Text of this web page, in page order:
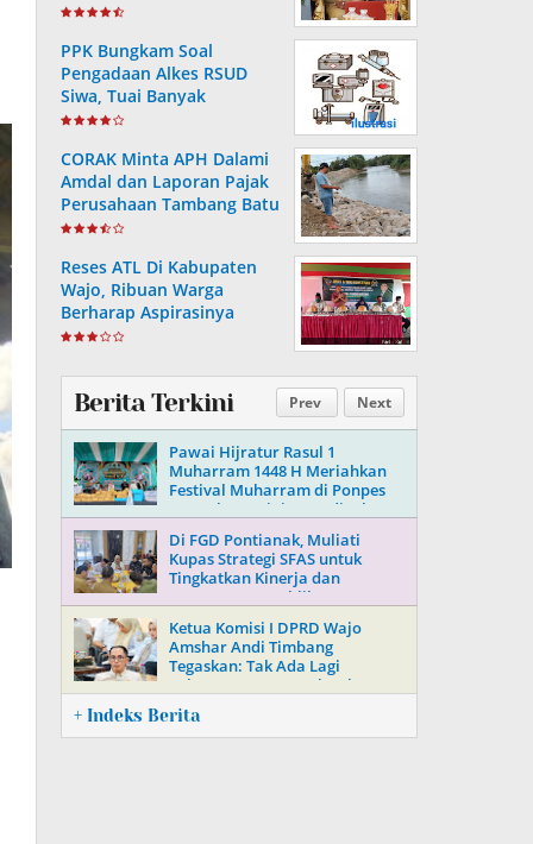
PPK Bungkam Soal
Pengadaan Alkes RSUD
Siwa, Tuai Banyak
Pertanyaan Masyarakat..
CORAK Minta APH Dalami
Amdal dan Laporan Pajak
Perusahaan Tambang Batu
Di Soppeng
Reses ATL Di Kabupaten
Wajo, Ribuan Warga
Berharap Aspirasinya
Terpenuhi
Prev Next
Berita Terkini
Pawai Hijratur Rasul 1
Muharram 1448 H Meriahkan
Festival Muharram di Ponpes
Daarul Mu’minin As’adiyah
Di FGD Pontianak, Muliati
Kupas Strategi SFAS untuk
Tingkatkan Kinerja dan
Kepercayaan Publik
Ketua Komisi I DPRD Wajo
Amshar Andi Timbang
Tegaskan: Tak Ada Lagi
“Oknum” Atur Proyek Tahun
2026
+ Indeks Berita